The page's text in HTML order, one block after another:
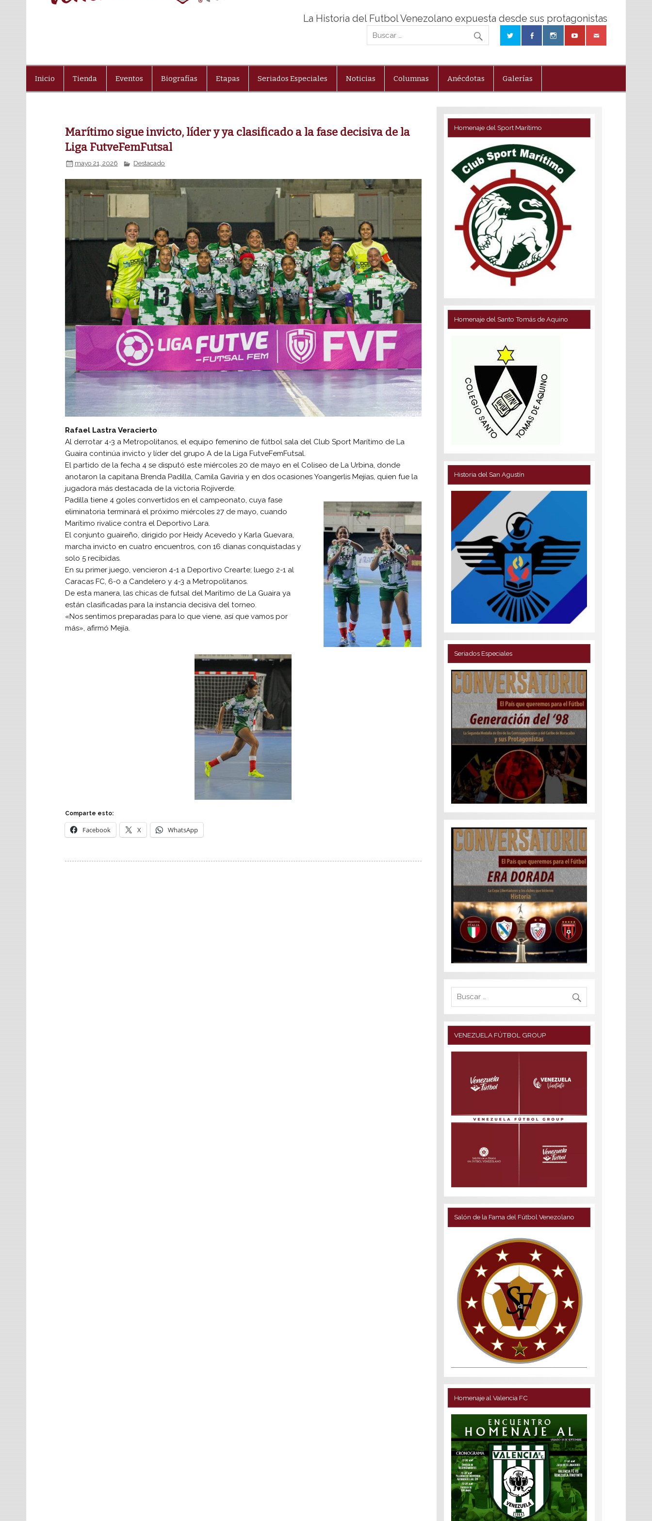
La Historia del Futbol Venezolano expuesta desde sus protagonistas
Inicio Tienda Eventos Biografías Etapas Seriados Especiales Noticias Columnas Anécdotas Galerías
Marítimo sigue invicto, líder y ya clasificado a la fase decisiva de la
Liga FutveFemFutsal
mayo 21, 2026 Destacado
Rafael Lastra Veracierto
Al derrotar 4-3 a Metropolitanos, el equipo femenino de fútbol sala del Club Sport Marítimo de La
Guaira continúa invicto y líder del grupo A de la Liga FutveFemFutsal.
El partido de la fecha 4 se disputó este miércoles 20 de mayo en el Coliseo de La Urbina, donde
anotaron la capitana Brenda Padilla, Camila Gaviria y en dos ocasiones Yoangerlis Mejías, quien fue la
jugadora más destacada de la victoria Rojiverde.
Padilla tiene 4 goles convertidos en el campeonato, cuya fase
eliminatoria terminará el próximo miércoles 27 de mayo, cuando
Marítimo rivalice contra el Deportivo Lara.
El conjunto guaireño, dirigido por Heidy Acevedo y Karla Guevara,
marcha invicto en cuatro encuentros, con 16 dianas conquistadas y
solo 5 recibidas.
En su primer juego, vencieron 4-1 a Deportivo Crearte; luego 2-1 al
Caracas FC, 6-0 a Candelero y 4-3 a Metropolitanos.
De esta manera, las chicas de futsal del Marítimo de La Guaira ya
están clasificadas para la instancia decisiva del torneo.
«Nos sentimos preparadas para lo que viene, así que vamos por
más», afirmó Mejía.
Comparte esto:
Facebook X WhatsApp
Homenaje del Sport Marítimo
Homenaje del Santo Tomás de Aquino
Historia del San Agustín
Seriados Especiales
VENEZUELA FÚTBOL GROUP
Salón de la Fama del Fútbol Venezolano
Homenaje al Valencia FC